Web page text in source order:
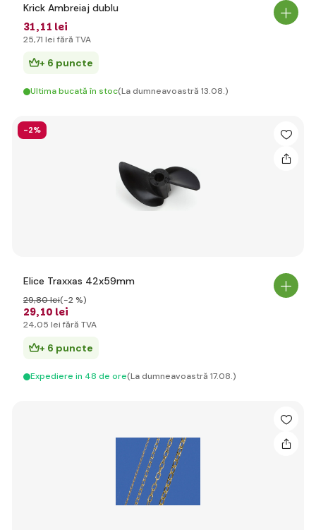
Krick Ambreiaj dublu
31,11 lei
25,71 lei fără TVA
+ 6 puncte
Ultima bucată în stoc(La dumneavoastră 13.08.)
-2%
Elice Traxxas 42x59mm
29,10 lei
29,80 lei(-2 %)
24,05 lei fără TVA
+ 6 puncte
Expediere in 48 de ore(La dumneavoastră 17.08.)